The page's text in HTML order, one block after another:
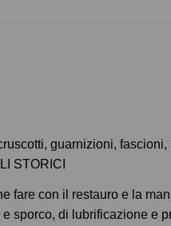
guarnizioni, fascioni,
STORICI
fare con il restauro e la
sporco, di lubrificazione e